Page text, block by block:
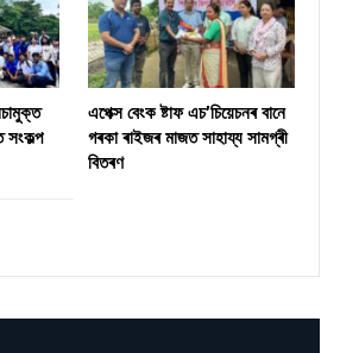
সংকল্প
​এপেক্স বেংক ষ্টাফ এচ’চিয়েচনৰ বানে
গৰকা ৰাইজৰ মাজত সাহায্য সামগ্ৰী
বিতৰণ ​